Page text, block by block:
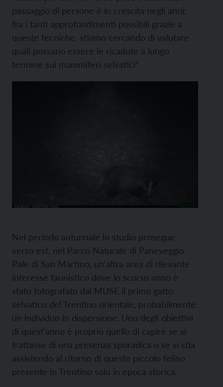
passaggio di persone è in crescita negli anni:
fra i tanti approfondimenti possibili grazie a
queste tecniche, stiamo cercando di valutare
quali possano essere le ricadute a lungo
termine sui mammiferi selvatici”.
Nel periodo autunnale lo studio prosegue
verso est, nel Parco Naturale di Paneveggio
Pale di San Martino, un’altra area di rilevante
interesse faunistico dove lo scorso anno è
stato fotografato dal MUSE il primo gatto
selvatico del Trentino orientale, probabilmente
un individuo in dispersione. Uno degli obiettivi
di quest’anno è proprio quello di capire se si
trattasse di una presenza sporadica o se si stia
assistendo al ritorno di questo piccolo felino
presente in Trentino solo in epoca storica.